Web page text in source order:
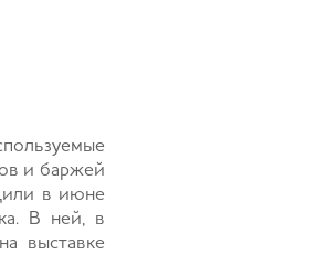
и баржей
в июне
В ней, в
выставке